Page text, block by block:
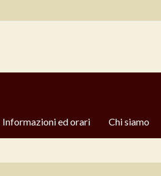
Informazioni ed orari Chi siamo